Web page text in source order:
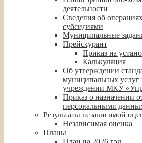
деятельности
Сведения об
субсидиями
Муниципальные
Прейскурант
Приказ на
Калькуляция
Об утверждении
муниципальных услуг
учреждений МКУ
Приказ о назначении
персональными
Результаты независимой
Независимая оценка
Планы
План на 2026 год